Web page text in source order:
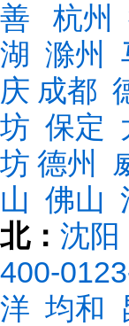
善
杭州
湖 滁州
庆 成都
坊 保定
坊 德州
山 佛山
北： 沈阳
400-
洋 均和